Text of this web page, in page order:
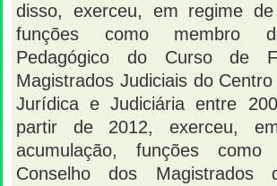
disso, exerceu, em regime de
funções como membro
Pedagógico do Curso de
Magistrados Judiciais do
Jurídica e Judiciária entre
partir de 2012, exerceu,
acumulação, funções
Conselho dos Magistrados